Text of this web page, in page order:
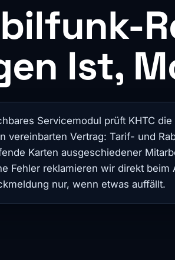
Ist,
Servicemodul prüft KHTC
vereinbarten Vertrag: Tarif- und
Karten ausgeschiedener
Fehler reklamieren wir direkt
nur, wenn etwas auffällt.